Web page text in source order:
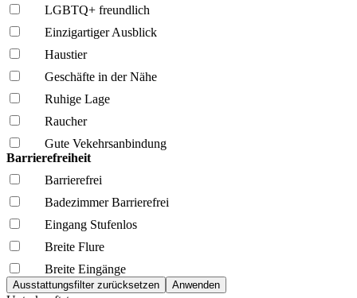
LGBTQ+ freundlich
Einzigartiger Ausblick
Haustier
Geschäfte in der Nähe
Ruhige Lage
Raucher
Gute Vekehrsanbindung
Barrierefreiheit
Barrierefrei
Badezimmer Barrierefrei
Eingang Stufenlos
Breite Flure
Breite Eingänge